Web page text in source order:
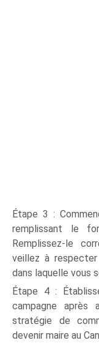
Étape 3 :
remplissant le
Remplissez-le
veillez à
dans laquelle vous
Étape 4 :
campagne
stratégie de
devenir maire au